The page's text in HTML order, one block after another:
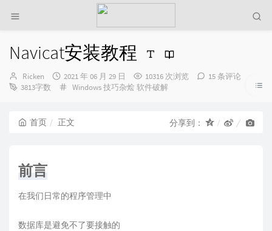
Navicat安装教程
博
主：
Ricken
发
布
2021 年 06 月 29 日 10316 次浏览
15 条评论
3813字数
分
Windows技巧杂烩 软件破解
首页 正文 分享到：
前言
在我们日常的程序管理中
数据库是避免不了要接触的